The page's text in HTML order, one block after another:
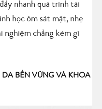
nhanh quá trình tái
học ôm sát mặt, nhẹ
nghiệm chẳng kém gì
BỀN VỮNG VÀ KHOA